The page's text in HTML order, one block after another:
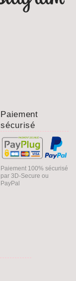
Paiement
sécurisé
Paiement 100% sécurisé
par 3D-Secure ou
PayPal